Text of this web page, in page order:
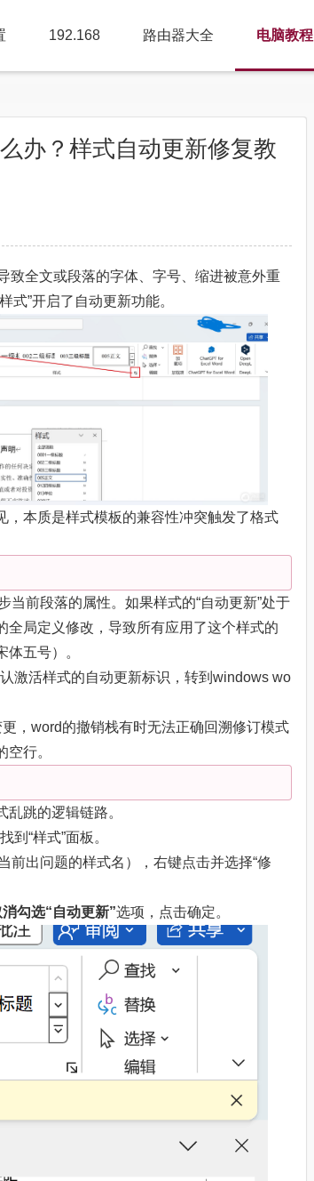
192.168 路由器大全 电脑教程
办？样式自动更新修复教
致全文或段落的字体、字号、缩进被意外重
式”开启了自动更新功能。
本质是样式模板的兼容性冲突触发了格式
前段落的属性。如果样式的“自动更新”处于
局定义修改，导致所有应用了这个样式的
五号）。
激活样式的自动更新标识，转到windows wo
，word的撤销栈有时无法正确回溯修订模式
行。
跳的逻辑链路。
到“样式”面板。
前出问题的样式名），右键点击并选择“修
勾选“自动更新”选项，点击确定。